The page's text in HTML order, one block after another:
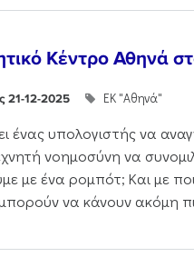
Κέντρο Αθηνά
21-12-2025 ΕΚ "Αθηνά"
ένας υπολογιστής να
νοημοσύνη να
με ένα ρομπότ; Και με
να κάνουν ακόμη